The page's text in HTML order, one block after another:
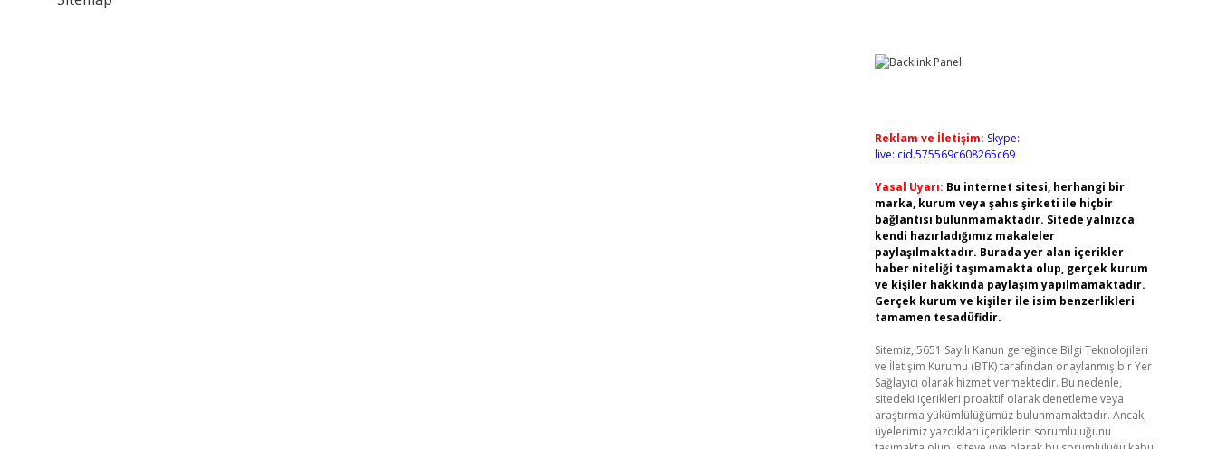
Reklam ve İletişim: Skype:
live:.cid.575569c608265c69
Yasal Uyarı: Bu internet sitesi, herhangi bir
marka, kurum veya şahıs şirketi ile hiçbir
bağlantısı bulunmamaktadır. Sitede yalnızca
kendi hazırladığımız makaleler
paylaşılmaktadır. Burada yer alan içerikler
haber niteliği taşımamakta olup, gerçek kurum
ve kişiler hakkında paylaşım yapılmamaktadır.
Gerçek kurum ve kişiler ile isim benzerlikleri
tamamen tesadüfidir.
Sitemiz, 5651 Sayılı Kanun gereğince Bilgi Teknolojileri
ve İletişim Kurumu (BTK) tarafından onaylanmış bir Yer
Sağlayıcı olarak hizmet vermektedir. Bu nedenle,
sitedeki içerikleri proaktif olarak denetleme veya
araştırma yükümlülüğümüz bulunmamaktadır. Ancak,
üyelerimiz yazdıkları içeriklerin sorumluluğunu